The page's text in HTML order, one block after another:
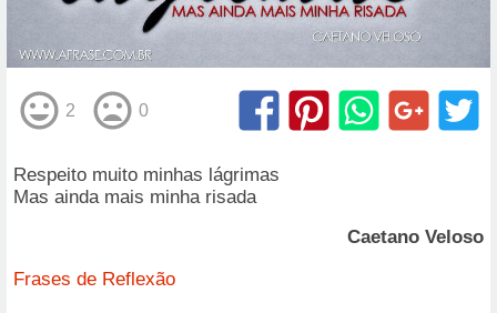
2 0
Respeito muito minhas lágrimas
Mas ainda mais minha risada
Caetano Veloso
Frases de Reflexão